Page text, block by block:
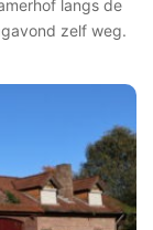
langs de
zelf weg.